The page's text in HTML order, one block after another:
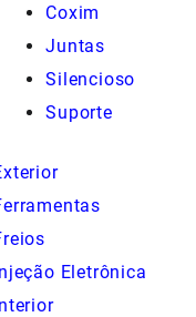
Coxim
Juntas
Silencioso
Suporte
Eletrônica